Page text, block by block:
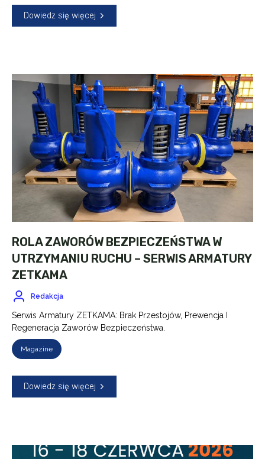
Dowiedz się więcej
ROLA ZAWORÓW BEZPIECZEŃSTWA W
UTRZYMANIU RUCHU – SERWIS ARMATURY
ZETKAMA
Redakcja
Serwis Armatury ZETKAMA: Brak Przestojów, Prewencja I
Regeneracja Zaworów Bezpieczeństwa.
Magazine
Dowiedz się więcej